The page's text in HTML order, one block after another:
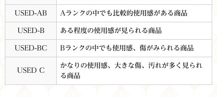
USED-AB Aランクの中でも比較的使用感がある商品
USED-B ある程度の使用感が見られる商品
USED-BC Bランクの中でも使用感、傷がみられる商品
USED C
かなりの使用感、大きな傷、汚れが多く見られ
る商品